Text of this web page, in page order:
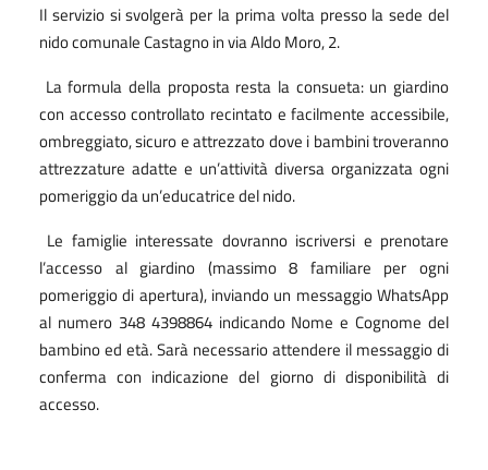
Il servizio si svolgerà per la prima volta presso la sede del
nido comunale Castagno in via Aldo Moro, 2.
La formula della proposta resta la consueta: un giardino
con accesso controllato recintato e facilmente accessibile,
ombreggiato, sicuro e attrezzato dove i bambini troveranno
attrezzature adatte e un’attività diversa organizzata ogni
pomeriggio da un’educatrice del nido.
Le famiglie interessate dovranno iscriversi e prenotare
l’accesso al giardino (massimo 8 familiare per ogni
pomeriggio di apertura), inviando un messaggio WhatsApp
al numero 348 4398864 indicando Nome e Cognome del
bambino ed età. Sarà necessario attendere il messaggio di
conferma con indicazione del giorno di disponibilità di
accesso.